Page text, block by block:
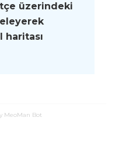
üzerindeki
MeoMan Bot